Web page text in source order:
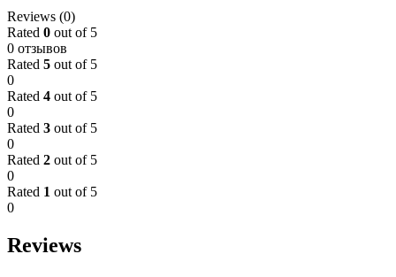
Reviews (0)
Rated 0 out of 5
0 отзывов
Rated 5 out of 5
0
Rated 4 out of 5
0
Rated 3 out of 5
0
Rated 2 out of 5
0
Rated 1 out of 5
0
Reviews